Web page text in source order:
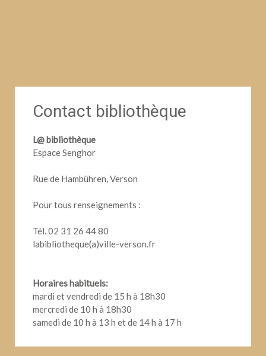
Contact bibliothèque
L@ bibliothèque
Espace Senghor
Rue de Hambühren, Verson
Pour tous renseignements :
Tél. 02 31 26 44 80
labibliotheque(a)ville-verson.fr
Horaires habituels:
mardi et vendredi de 15 h à 18h30
mercredi de 10 h à 18h30
samedi de 10 h à 13 h et de 14 h à 17 h